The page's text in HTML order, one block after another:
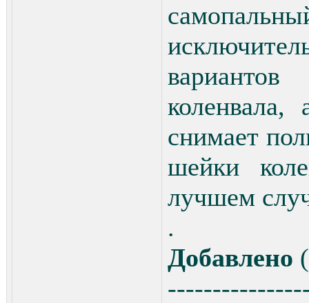
снимает
шейки
лучшем
.
Добавлено